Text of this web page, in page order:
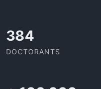
437
DOCTORANTS